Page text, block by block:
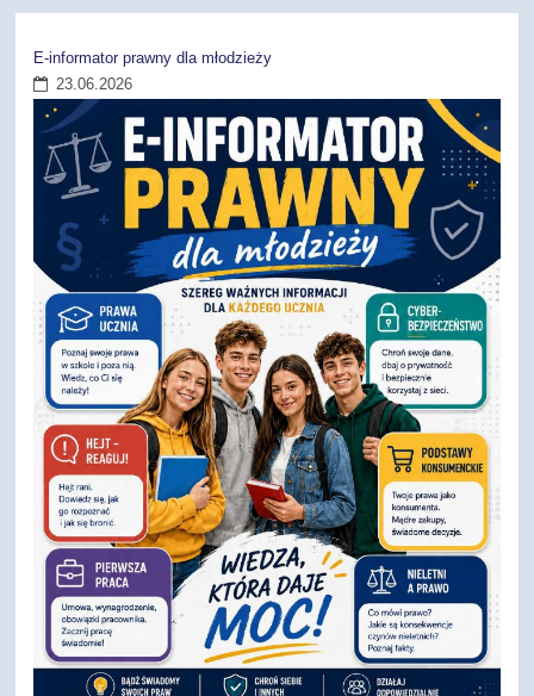
E-informator prawny dla młodzieży
23.06.2026